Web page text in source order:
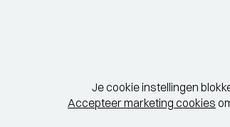
Je cookie instellingen
Accepteer marketing cookies